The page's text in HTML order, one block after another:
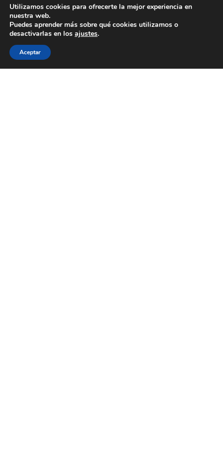
Utilizamos cookies para ofrecerte la mejor experiencia en
nuestra web.
Puedes aprender más sobre qué cookies utilizamos o
desactivarlas en los ajustes.
Aceptar